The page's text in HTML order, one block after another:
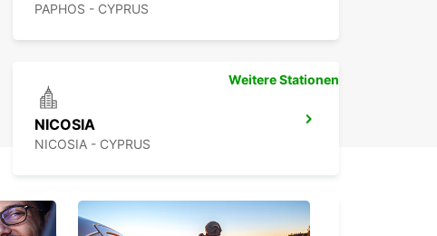
PAPHOS - CYPRUS
NICOSIA
NICOSIA - CYPRUS
Weitere Stationen